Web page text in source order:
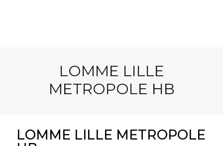
LOMME LILLE
METROPOLE HB
LOMME LILLE METROPOLE